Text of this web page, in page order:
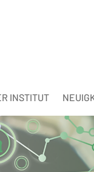
INSTITUT